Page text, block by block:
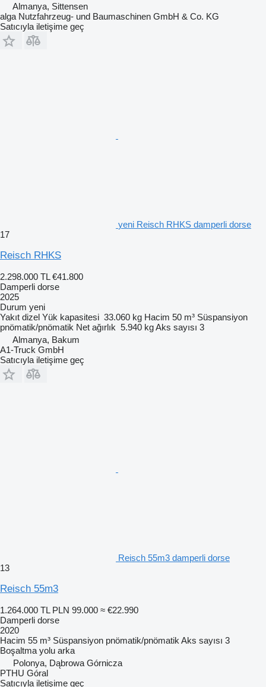
Almanya, Sittensen
alga Nutzfahrzeug- und Baumaschinen GmbH & Co. KG
Satıcıyla iletişime geç
yeni Reisch RHKS damperli dorse
17
Reisch RHKS
2.298.000 TL €41.800
Damperli dorse
2025
Durum yeni
Yakıt dizel Yük kapasitesi 33.060 kg Hacim 50 m³ Süspansiyon
pnömatik/pnömatik Net ağırlık 5.940 kgAks sayısı 3
Almanya, Bakum
A1-Truck GmbH
Satıcıyla iletişime geç
Reisch 55m3 damperli dorse
13
Reisch 55m3
1.264.000 TL PLN 99.000 ≈ €22.990
Damperli dorse
2020
Hacim 55 m³ Süspansiyon pnömatik/pnömatik Aks sayısı 3
Boşaltma yolu arka
Polonya, Dąbrowa Górnicza
PTHU Góral
Satıcıyla iletişime geç